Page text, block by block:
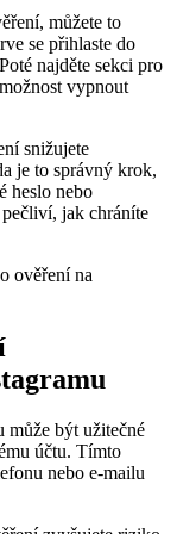
můžete to
se přihlaste do
najděte sekci pro
vypnout
snižujete
je to správný krok,
heslo nebo
jak chráníte
může být užitečné
účtu. Tímto
nebo e-mailu